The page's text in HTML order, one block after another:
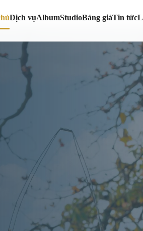
Dịch vụAlbumStudioBảng giáTin tức